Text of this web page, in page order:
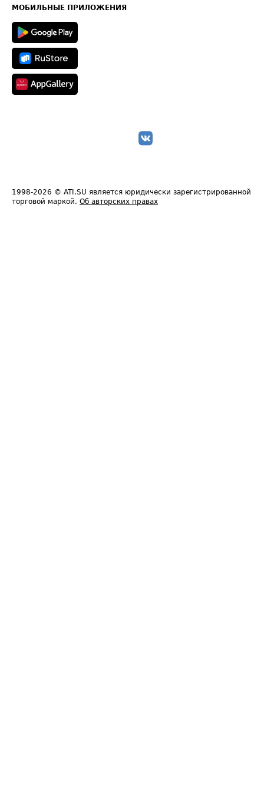
Техническая информация
МОБИЛЬНЫЕ ПРИЛОЖЕНИЯ
1998-2026 © ATI.SU является юридически зарегистрированной
торговой маркой. Об авторских правах